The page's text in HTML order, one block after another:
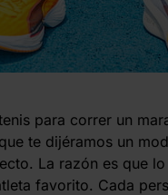
para correr un
te dijéramos un
La razón es que
favorito. Cada